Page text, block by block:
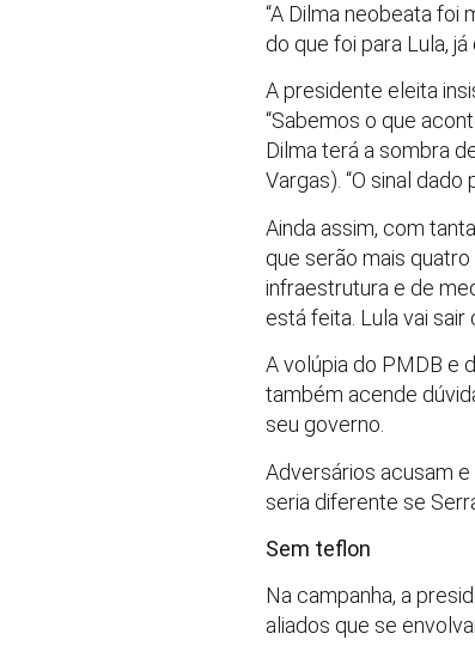
“A Dilma neobeata foi
do que foi para Lula,
A presidente eleita
“Sabemos o que
Dilma terá a sombra
Vargas). “O sinal
Ainda assim, com
que serão mais
infraestrutura e de
está feita. Lula vai sair
A volúpia do PMDB e
também acende
seu governo.
Adversários acusam
seria diferente se
Sem teflon
Na campanha, a
aliados que se